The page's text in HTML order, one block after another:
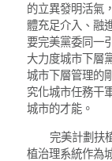
的立異發明活氣
體充足介入、融
要完美黨委同一
大力度城市下層
城市下層管理的
究化城市任務干
城市的才能。
完美計劃扶
植治理系統作為